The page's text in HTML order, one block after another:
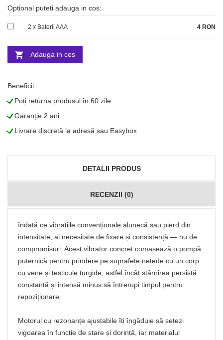
Optional puteti adauga in cos:
2x Baterii AAA 4 RON
Adauga in cos
Beneficii:
LPoți returna produsul în 60 zile
LGaranție 2 ani
LLivrare discretă la adresă sau Easybox
DETALII PRODUS
RECENZII (0)
îndată ce vibrațiile convenționale alunecă sau pierd din
intensitate, ai necesitate de fixare și consistență — nu de
compromisuri. Acest vibrator concret comasează o pompă
puternică pentru prindere pe suprafețe netede cu un corp
cu vene și testicule turgide, astfel încât stârnirea persistă
constantă și intensă minus să întrerupi timpul pentru
repoziționare.
Motorul cu rezonanțe ajustabile îți îngăduie să setezi
vigoarea în funcție de stare și dorință, iar materialul